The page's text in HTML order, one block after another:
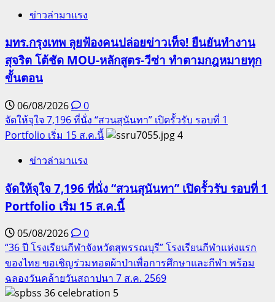
ข่าวล่ามาแรง
มทร.กรุงเทพ ลุยฟ้องคนปล่อยข่าวเท็จ! ยืนยันทำงาน
สุจริต โต้ชัด MOU-หลักสูตร-วีซ่า ทำตามกฎหมายทุก
ขั้นตอน
06/08/2026
0
จัดให้จุใจ 7,196 ที่นั่ง “สวนสุนันทา” เปิดรั้วรับ รอบที่ 1
Portfolio เริ่ม 15 ส.ค.นี้
4
ข่าวล่ามาแรง
จัดให้จุใจ 7,196 ที่นั่ง “สวนสุนันทา” เปิดรั้วรับ รอบที่ 1
Portfolio เริ่ม 15 ส.ค.นี้
05/08/2026
0
“36 ปี โรงเรียนกีฬาจังหวัดสุพรรณบุรี” โรงเรียนกีฬาแห่งแรก
ของไทย ขอเชิญร่วมทอดผ้าป่าเพื่อการศึกษาและกีฬา พร้อม
ฉลองวันคล้ายวันสถาปนา 7 ส.ค. 2569
5